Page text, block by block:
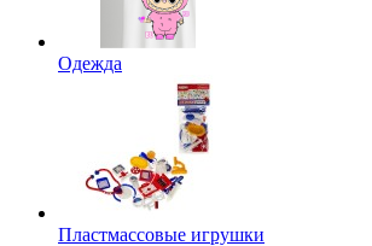
Одежда
Пластмассовые игрушки